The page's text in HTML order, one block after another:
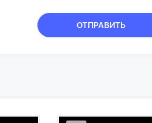
ОТПРАВИТЬ